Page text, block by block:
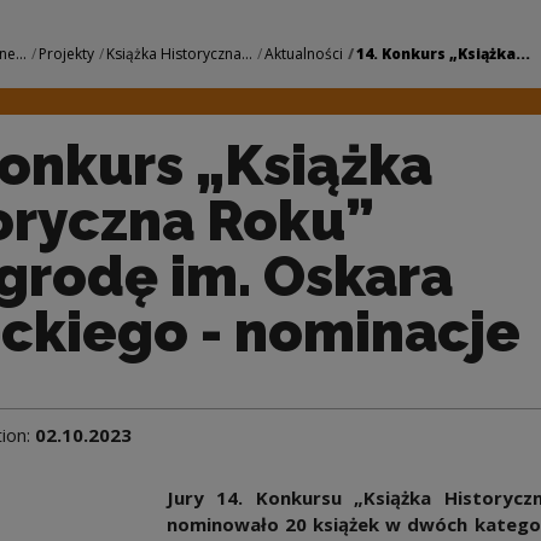
Historyczna
Projekty Książka Historyczna... Aktualności 14. Konkurs „Książka...
„Książka
Roku”
im. Oskara
- nominacje
02.10.2023
Jury 14. Konkursu „Książka
nominowało 20 książek w dwóch